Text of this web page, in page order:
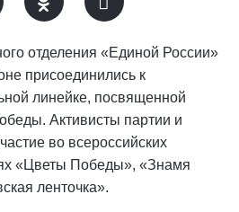
отделения «Единой России»
присоединились к
линейке, посвященной
Активисты партии и
во всероссийских
«Цветы Победы», «Знамя
ленточка».